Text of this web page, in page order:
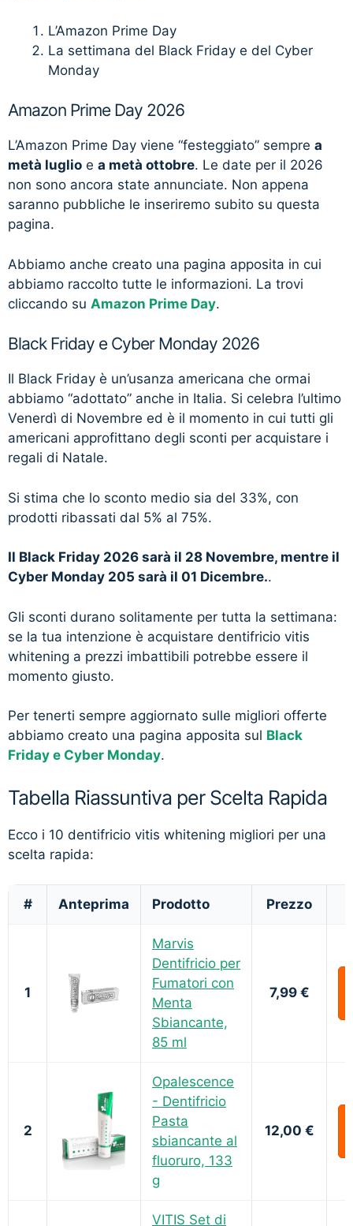
L’Amazon Prime Day
La settimana del Black Friday e del Cyber
Monday
Amazon Prime Day 2026
L’Amazon Prime Day viene “festeggiato” sempre a
metà luglio e a metà ottobre. Le date per il 2026
non sono ancora state annunciate. Non appena
saranno pubbliche le inseriremo subito su questa
pagina.
Abbiamo anche creato una pagina apposita in cui
abbiamo raccolto tutte le informazioni. La trovi
cliccando su Amazon Prime Day.
Black Friday e Cyber Monday 2026
Il Black Friday è un’usanza americana che ormai
abbiamo “adottato” anche in Italia. Si celebra l’ultimo
Venerdì di Novembre ed è il momento in cui tutti gli
americani approfittano degli sconti per acquistare i
regali di Natale.
Si stima che lo sconto medio sia del 33%, con
prodotti ribassati dal 5% al 75%.
Il Black Friday 2026 sarà il 28 Novembre, mentre il
Cyber Monday 205 sarà il 01 Dicembre..
Gli sconti durano solitamente per tutta la settimana:
se la tua intenzione è acquistare dentifricio vitis
whitening a prezzi imbattibili potrebbe essere il
momento giusto.
Per tenerti sempre aggiornato sulle migliori offerte
abbiamo creato una pagina apposita sul Black
Friday e Cyber Monday.
Tabella Riassuntiva per Scelta Rapida
Ecco i 10 dentifricio vitis whitening migliori per una
scelta rapida:
# Anteprima Prodotto Prezzo
1
Marvis
Dentifricio per
Fumatori con
Menta
Sbiancante,
85 ml
7,99 €
2
Opalescence
- Dentifricio
Pasta
sbiancante al
fluoruro, 133
g
12,00 €
VITIS Set di